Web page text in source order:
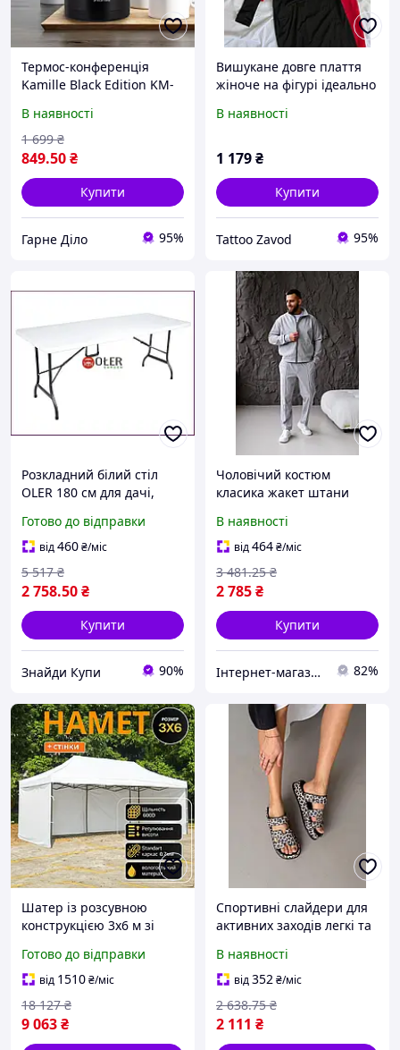
Термос-конференція
Kamille Black Edition KM-
надійність для будь-якого
заходу
В наявності
849.50₴
1 699 ₴
Купити
Гарне Діло 95%
Вишукане довге плаття
жіноче на фігурі ідеально
заходів.
В наявності
1 179₴
Купити
Tattoo Zavod 95%
Розкладний білий стіл
OLER 180 см для дачі,
компактний варіант для
будь-яких подій.
Готово до відправки
від460₴/міс
2 758.50₴
5 517 ₴
Купити
Знайди Купи 90%
Чоловічий костюм
класика жакет штани
В наявності
від464₴/міс
2 785₴
3 481.25 ₴
Купити
Інтернет-магазин TOOLS MAX 82%
Шатер із розсувною
конструкцією 3х6 м зі
білому кольорі для будь-
яких заходів
Готово до відправки
від 1510₴/міс
9 063₴
18 127 ₴
Спортивні слайдери для
активних заходів легкі та
будь-яких поверхнях Leo
Natural
В наявності
від352₴/міс
2 111 ₴
2 638.75 ₴